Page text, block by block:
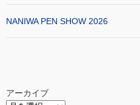
NANIWA PEN SHOW 2026
アーカイブ